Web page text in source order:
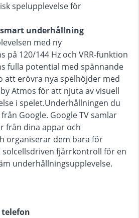
spelupplevelse för
underhållning
med ny
på 120/144 Hz och VRR-funktion
fulla potential med spännande
att erövra nya spelhöjder med
Atmos för att njuta av visuell
i spelet.Underhållningen du
Google. Google TV samlar
från dina appar och
organiserar dem bara för
fjärrkontroll för en
underhållningsupplevelse.
telefon